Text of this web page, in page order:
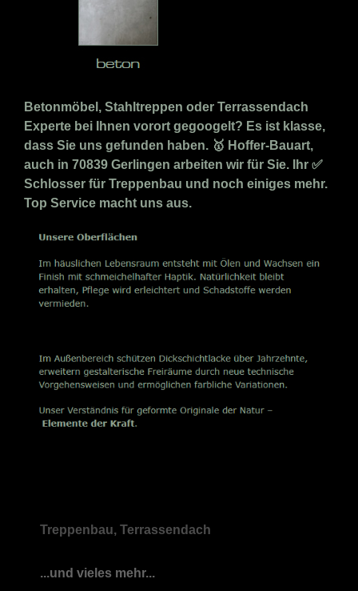
Betonmöbel, Stahltreppen oder Terrassendach
Experte bei Ihnen vorort gegoogelt? Es ist klasse,
dass Sie uns gefunden haben. 🥇 Hoffer-Bauart,
auch in 70839 Gerlingen arbeiten wir für Sie. Ihr ✅
Schlosser für Treppenbau und noch einiges mehr.
Top Service macht uns aus.
Treppenbau, Terrassendach
...und vieles mehr...